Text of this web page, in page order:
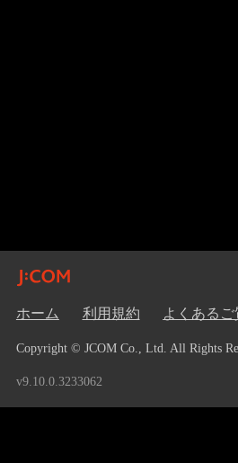
ホーム 利用規約 よくあるご
Copyright © JCOM Co., Ltd. All Rights
v9.10.0.3233062